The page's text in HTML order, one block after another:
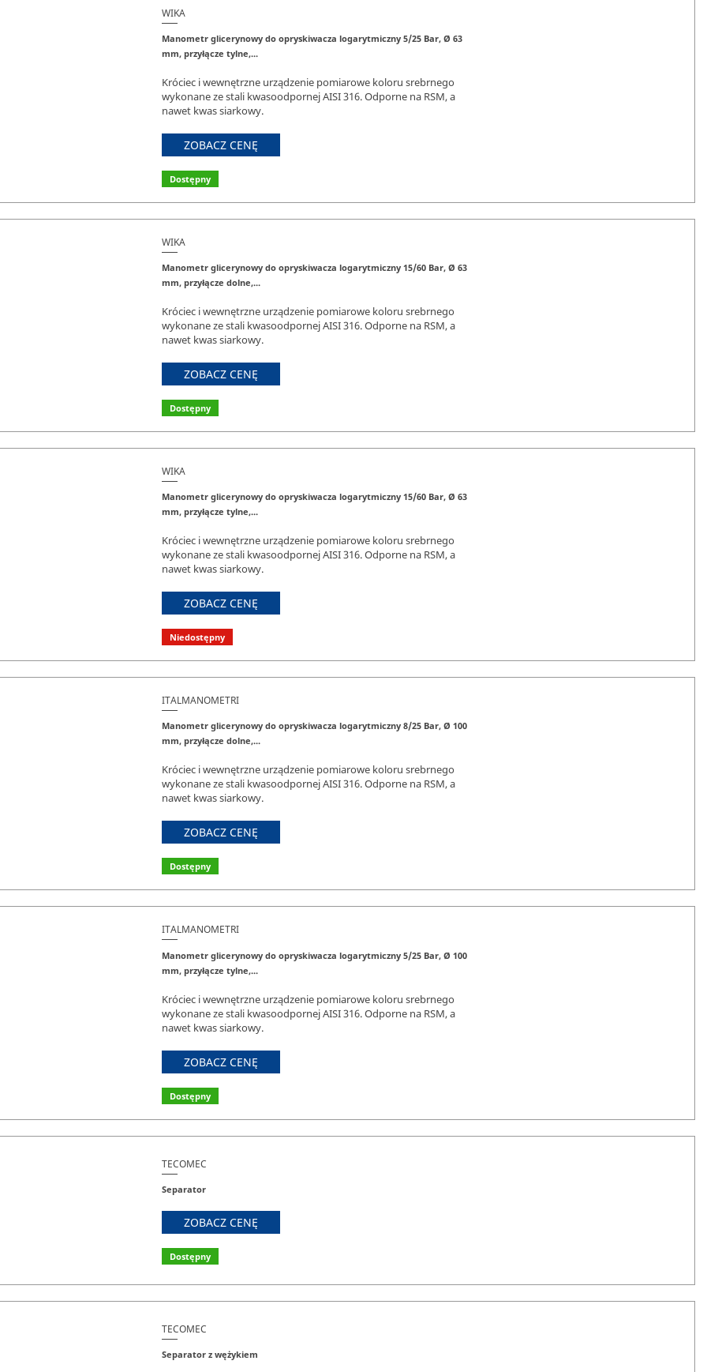
WIKA
Manometr glicerynowy do opryskiwacza logarytmiczny 5/25 Bar, Ø 63
mm, przyłącze tylne,...
Króciec i wewnętrzne urządzenie pomiarowe koloru srebrnego
wykonane ze stali kwasoodpornej AISI 316. Odporne na RSM, a
nawet kwas siarkowy.
ZOBACZ CENĘ
Dostępny
WIKA
Manometr glicerynowy do opryskiwacza logarytmiczny 15/60 Bar, Ø 63
mm, przyłącze dolne,...
Króciec i wewnętrzne urządzenie pomiarowe koloru srebrnego
wykonane ze stali kwasoodpornej AISI 316. Odporne na RSM, a
nawet kwas siarkowy.
ZOBACZ CENĘ
Dostępny
WIKA
Manometr glicerynowy do opryskiwacza logarytmiczny 15/60 Bar, Ø 63
mm, przyłącze tylne,...
Króciec i wewnętrzne urządzenie pomiarowe koloru srebrnego
wykonane ze stali kwasoodpornej AISI 316. Odporne na RSM, a
nawet kwas siarkowy.
ZOBACZ CENĘ
Niedostępny
ITALMANOMETRI
Manometr glicerynowy do opryskiwacza logarytmiczny 8/25 Bar, Ø 100
mm, przyłącze dolne,...
Króciec i wewnętrzne urządzenie pomiarowe koloru srebrnego
wykonane ze stali kwasoodpornej AISI 316. Odporne na RSM, a
nawet kwas siarkowy.
ZOBACZ CENĘ
Dostępny
ITALMANOMETRI
Manometr glicerynowy do opryskiwacza logarytmiczny 5/25 Bar, Ø 100
mm, przyłącze tylne,...
Króciec i wewnętrzne urządzenie pomiarowe koloru srebrnego
wykonane ze stali kwasoodpornej AISI 316. Odporne na RSM, a
nawet kwas siarkowy.
ZOBACZ CENĘ
Dostępny
TECOMEC
Separator
ZOBACZ CENĘ
Dostępny
TECOMEC
Separator z wężykiem